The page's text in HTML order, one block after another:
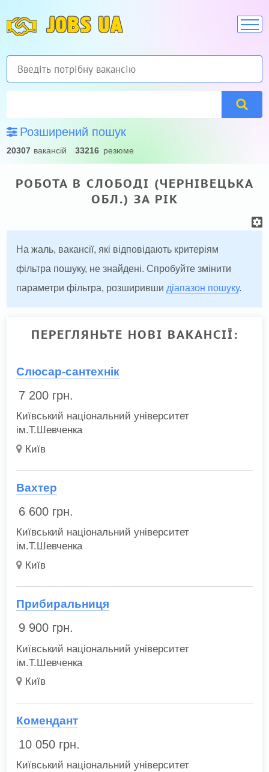
JOBS UA
Розширений пошук
20307 вакансій 33216 резюме
РОБОТА В СЛОБОДІ (ЧЕРНІВЕЦЬКА
ОБЛ.) ЗА РІК
На жаль, вакансії, які відповідають критеріям
фільтра пошуку, не знайдені. Спробуйте змінити
параметри фільтра, розширивши діапазон пошуку.
ПЕРЕГЛЯНЬТЕ НОВІ ВАКАНСІЇ:
Слюсар-сантехнік
7 200 грн.
Київський національний університет
ім.Т.Шевченка
Київ
Вахтер
6 600 грн.
Київський національний університет
ім.Т.Шевченка
Київ
Прибиральниця
9 900 грн.
Київський національний університет
ім.Т.Шевченка
Київ
Комендант
10 050 грн.
Київський національний університет